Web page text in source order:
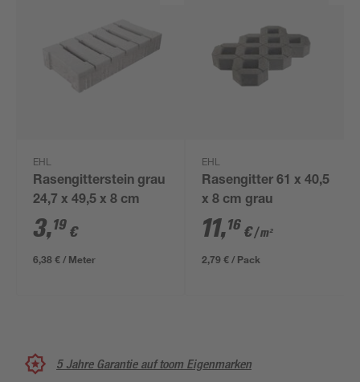
EHL
Rasengitterstein grau
24,7 x 49,5 x 8 cm
3,19 €
6,38 € / Meter
EHL
Rasengitter 61 x 40,5
x 8 cm grau
11,16 €/ m²
2,79 € / Pack
5 Jahre Garantie auf toom Eigenmarken